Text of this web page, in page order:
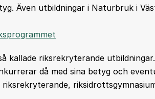
Även utbildningar i Naturbruk i
kallade riksrekryterande
då med sina betyg och